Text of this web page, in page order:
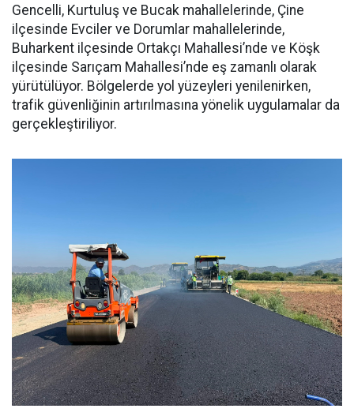
Gencelli, Kurtuluş ve Bucak mahallelerinde, Çine
ilçesinde Evciler ve Dorumlar mahallelerinde,
Buharkent ilçesinde Ortakçı Mahallesi’nde ve Köşk
ilçesinde Sarıçam Mahallesi’nde eş zamanlı olarak
yürütülüyor. Bölgelerde yol yüzeyleri yenilenirken,
trafik güvenliğinin artırılmasına yönelik uygulamalar da
gerçekleştiriliyor.